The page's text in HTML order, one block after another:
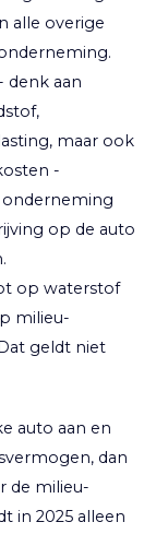
alle overige
denk aan
maar ook
-
onderneming
op de auto
op waterstof
milieu-
geldt niet
auto aan en
dan
de milieu-
in 2025 alleen